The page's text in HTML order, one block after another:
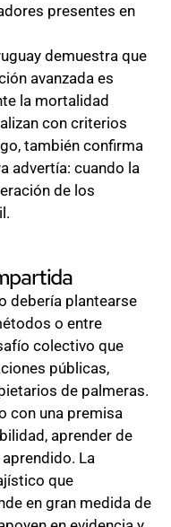
presentes en
demuestra que
avanzada es
la mortalidad
con criterios
también confirma
advertía: cuando la
de los
debería plantearse
o entre
colectivo que
públicas,
de palmeras.
con una premisa
aprender de
La
que
en gran medida de